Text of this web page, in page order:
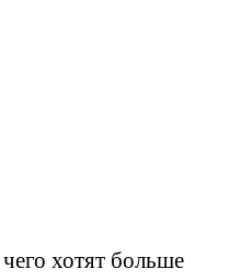
чего хотят больше